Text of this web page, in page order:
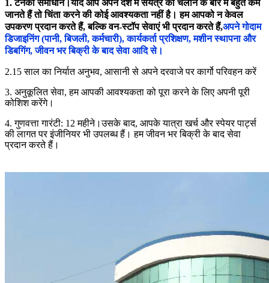
1. टर्नकी समाधान।यदि आप अपने देश में संयंत्र को चलाने के बारे में बहुत कम
जानते हैं तो चिंता करने की कोई आवश्यकता नहीं है। हम आपको न केवल
उपकरण प्रदान करते हैं, बल्कि वन-स्टॉप सेवाएं भी प्रदान करते हैं,अपने गोदाम
डिजाइनिंग (पानी, बिजली, कर्मचारी), कार्यकर्ता प्रशिक्षण, मशीन स्थापना और
डिबगिंग, जीवन भर बिक्री के बाद सेवा आदि से।
2.15 साल का निर्यात अनुभव, आसानी से अपने दरवाजे पर कार्गो परिवहन करें
3. अनुकूलित सेवा, हम आपकी आवश्यकता को पूरा करने के लिए अपनी पूरी
कोशिश करेंगे।
4. गुणवत्ता गारंटी: 12 महीने।उसके बाद, आपके यात्रा खर्च और स्पेयर पार्ट्स
की लागत पर इंजीनियर भी उपलब्ध हैं। हम जीवन भर बिक्री के बाद सेवा
प्रदान करते हैं।